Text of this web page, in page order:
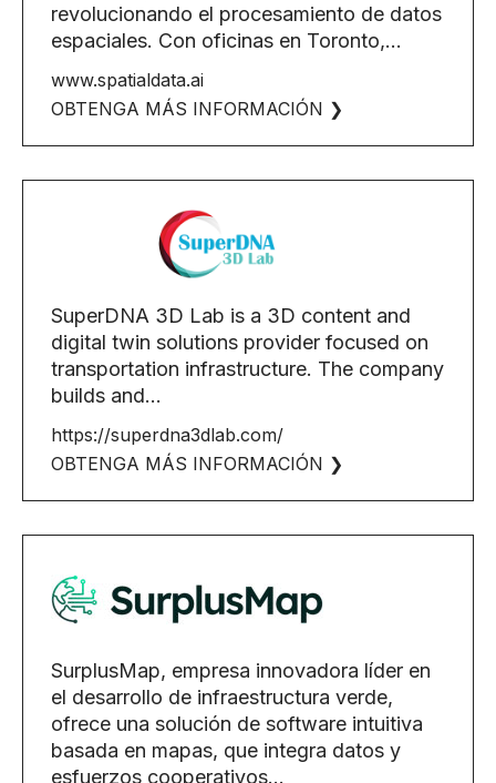
revolucionando el procesamiento de datos
espaciales. Con oficinas en Toronto,...
www.spatialdata.ai
OBTENGA MÁS INFORMACIÓN ❯
SuperDNA 3D Lab is a 3D content and
digital twin solutions provider focused on
transportation infrastructure. The company
builds and...
https://superdna3dlab.com/
OBTENGA MÁS INFORMACIÓN ❯
SurplusMap, empresa innovadora líder en
el desarrollo de infraestructura verde,
ofrece una solución de software intuitiva
basada en mapas, que integra datos y
esfuerzos cooperativos...